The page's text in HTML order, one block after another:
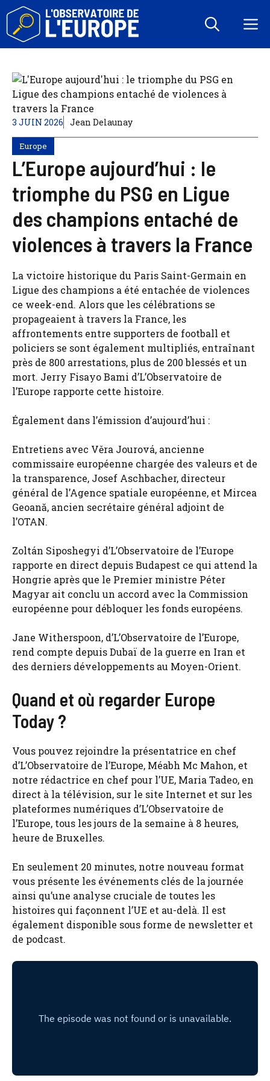
Aller
contenu
3 JUIN 2026 Jean Delaunay
Europe
L’Europe aujourd’hui : le
triomphe du PSG en Ligue
des champions entaché de
violences à travers la France
La victoire historique du Paris Saint-Germain en
Ligue des champions a été entachée de violences
ce week-end. Alors que les célébrations se
propageaient à travers la France, les
affrontements entre supporters de football et
policiers se sont également multipliés, entraînant
près de 800 arrestations, plus de 200 blessés et un
mort. Jerry Fisayo Bami d’L’Observatoire de
l’Europe rapporte cette histoire.
Également dans l’émission d’aujourd’hui :
Entretiens avec Věra Jourová, ancienne
commissaire européenne chargée des valeurs et de
la transparence, Josef Aschbacher, directeur
général de l’Agence spatiale européenne, et Mircea
Geoană, ancien secrétaire général adjoint de
l’OTAN.
Zoltán Siposhegyi d’L’Observatoire de l’Europe
rapporte en direct depuis Budapest ce qui attend la
Hongrie après que le Premier ministre Péter
Magyar ait conclu un accord avec la Commission
européenne pour débloquer les fonds européens.
Jane Witherspoon, d’L’Observatoire de l’Europe,
rend compte depuis Dubaï de la guerre en Iran et
des derniers développements au Moyen-Orient.
Quand et où regarder Europe
Today ?
Vous pouvez rejoindre la présentatrice en chef
d’L’Observatoire de l’Europe, Méabh Mc Mahon, et
notre rédactrice en chef pour l’UE, Maria Tadeo, en
direct à la télévision, sur le site Internet et sur les
plateformes numériques d’L’Observatoire de
l’Europe, tous les jours de la semaine à 8 heures,
heure de Bruxelles.
En seulement 20 minutes, notre nouveau format
vous présente les événements clés de la journée
ainsi qu’une analyse cruciale de toutes les
histoires qui façonnent l’UE et au-delà. Il est
également disponible sous forme de newsletter et
de podcast.